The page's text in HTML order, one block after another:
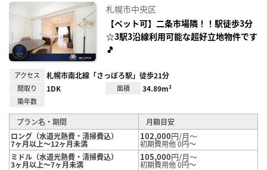
録
札幌市中央区
【ペット可】二条市場隣！！駅徒歩3分
☆3駅3沿線利用可能な超好立地物件です
🎵
アクセス 札幌市南北線「さっぽろ駅」徒歩21分
間取り 1DK 面積 34.89m²
築年数
プラン名・期間
月額目安
ロング（水道光熱費・清掃費込）
7ヶ月以上～12ヶ月未満
102,000円/月～
初期費用他 0円～
ミドル（水道光熱費・清掃費込）
3ヶ月以上～7ヶ月未満
105,000円/月～
初期費用他 0円～